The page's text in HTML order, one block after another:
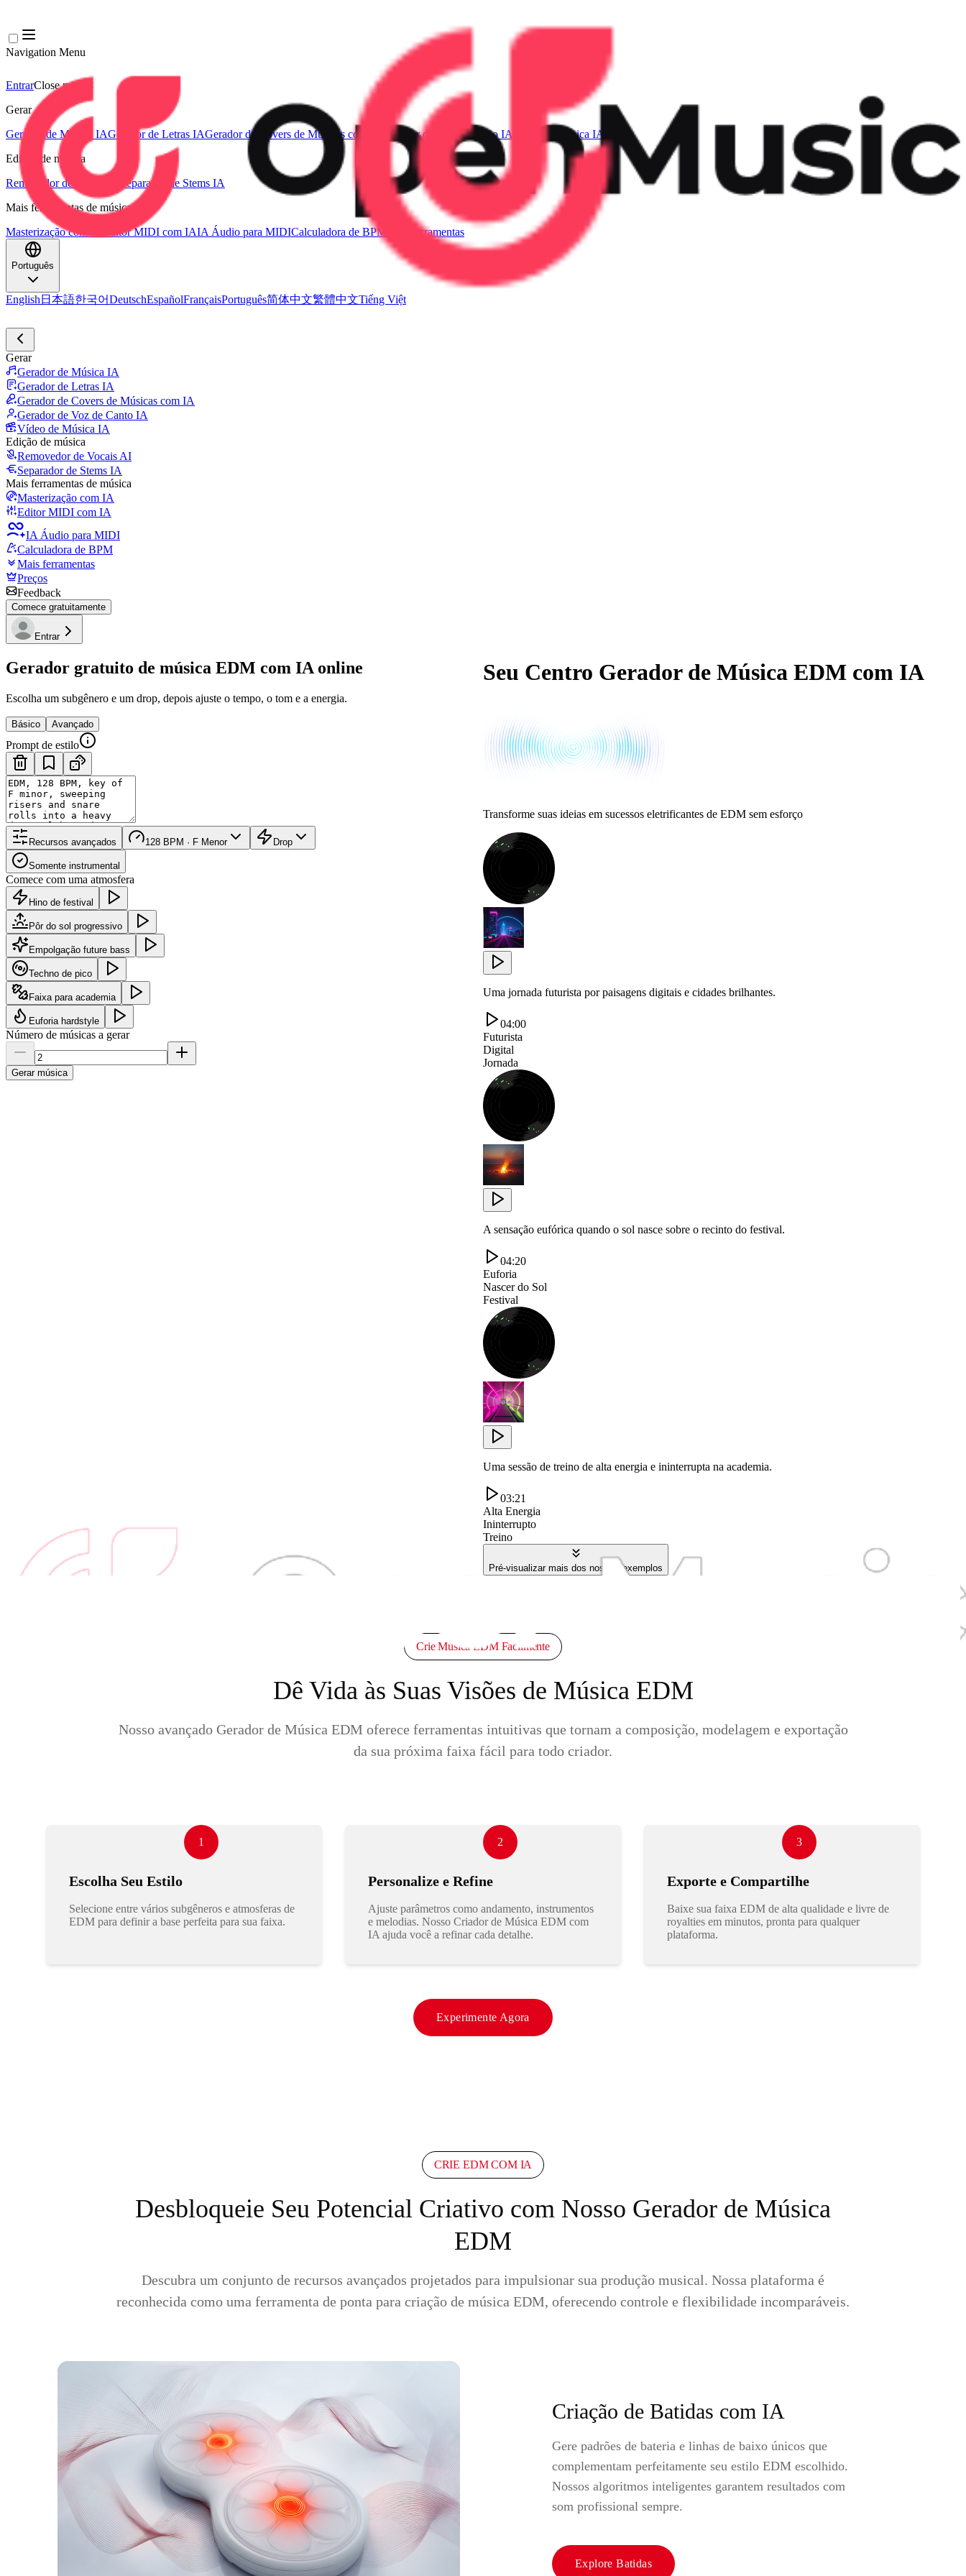
Navigation Menu
EntrarClose menu
×
Gerar
Gerador de Música IAGerador de Letras IAGerador de Covers de Músicas com IA Gerador de Voz de Canto IA Vídeo de Música IA
Edição de música
Removedor de Vocais AI
Separador de Stems IA
Mais ferramentas de música
Masterização com IA
Editor MIDI com IAIA Áudio para MIDICalculadora de BPM Mais ferramentas
Português
English 日本語한국어DeutschEspañolFrançaisPortuguês简体中文繁體中文Tiếng Việt
Gerar
Gerador de Música IA
Gerador de Letras IA
Gerador de Covers de Músicas com IA
Gerador de Voz de Canto IA
Vídeo de Música IA
Edição de música
Removedor de Vocais AI
Separador de Stems IA
Mais ferramentas de música
Masterização com IA
Editor MIDI com IA
IA Áudio para MIDI
Calculadora de BPM
Mais ferramentas
Preços
Feedback
Comece gratuitamente
Entrar
Gerador gratuito de música EDM com IA online
Escolha um subgênero e um drop, depois ajuste o tempo, o tom e a energia.
Básico Avançado
Prompt de estilo
Recursos avançados 128 BPM · F Menor Drop
Somente instrumental
Comece com uma atmosfera
Hino de festival
Pôr do sol progressivo
Empolgação future bass
Techno de pico
Faixa para academia
Euforia hardstyle
Número de músicas a gerar
Gerar música
Seu Centro Gerador de Música EDM com IA
Transforme suas ideias em sucessos eletrificantes de EDM sem esforço
Uma jornada futurista por paisagens digitais e cidades brilhantes.
04:00
Futurista
Digital
Jornada
A sensação eufórica quando o sol nasce sobre o recinto do festival.
04:20
Euforia
Nascer do Sol
Festival
Uma sessão de treino de alta energia e ininterrupta na academia.
03:21
Alta Energia
Ininterrupto
Treino
Pré-visualizar mais dos nossos exemplos
Crie Música EDM Facilmente
Dê Vida às Suas Visões de Música EDM
Nosso avançado Gerador de Música EDM oferece ferramentas intuitivas que tornam a composição, modelagem e exportação
da sua próxima faixa fácil para todo criador.
1
Escolha Seu Estilo
Selecione entre vários subgêneros e atmosferas de
EDM para definir a base perfeita para sua faixa.
2
Personalize e Refine
Ajuste parâmetros como andamento, instrumentos
e melodias. Nosso Criador de Música EDM com
IA ajuda você a refinar cada detalhe.
3
Exporte e Compartilhe
Baixe sua faixa EDM de alta qualidade e livre de
royalties em minutos, pronta para qualquer
plataforma.
Experimente Agora
CRIE EDM COM IA
Desbloqueie Seu Potencial Criativo com Nosso Gerador de Música
EDM
Descubra um conjunto de recursos avançados projetados para impulsionar sua produção musical. Nossa plataforma é
reconhecida como uma ferramenta de ponta para criação de música EDM, oferecendo controle e flexibilidade incomparáveis.
Criação de Batidas com IA
Gere padrões de bateria e linhas de baixo únicos que
complementam perfeitamente seu estilo EDM escolhido.
Nossos algoritmos inteligentes garantem resultados com
som profissional sempre.
Explore Batidas